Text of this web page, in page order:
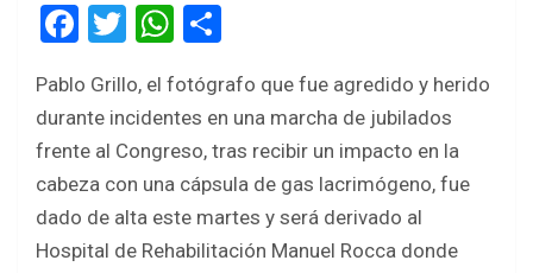
F
ce
b
o
o
k
T
tt
er
W
at
s
A
p
p
ar
e
Pablo Grillo, el fotógrafo que fue agredido y herido
durante incidentes en una marcha de jubilados
frente al Congreso, tras recibir un impacto en la
cabeza con una cápsula de gas lacrimógeno, fue
dado de alta este martes y será derivado al
Hospital de Rehabilitación Manuel Rocca donde